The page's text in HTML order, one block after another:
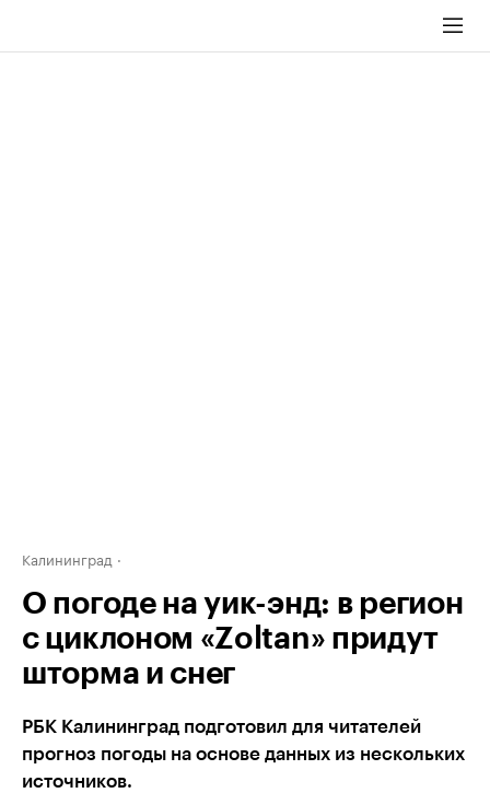
Калининград
О погоде на уик-энд: в регион
с циклоном «Zoltan» придут
шторма и снег
РБК Калининград подготовил для читателей
прогноз погоды на основе данных из нескольких
источников.